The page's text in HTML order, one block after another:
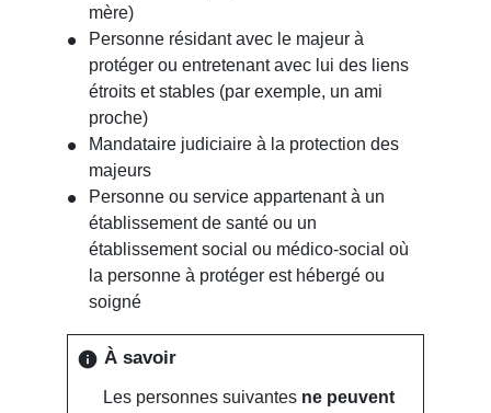
mère)
Personne résidant avec le majeur à
protéger ou entretenant avec lui des liens
étroits et stables (par exemple, un ami
proche)
Mandataire judiciaire à la protection des
majeurs
Personne ou service appartenant à un
établissement de santé ou un
établissement social ou médico-social où
la personne à protéger est hébergé ou
soigné
info À savoir
Les personnes suivantes ne peuvent